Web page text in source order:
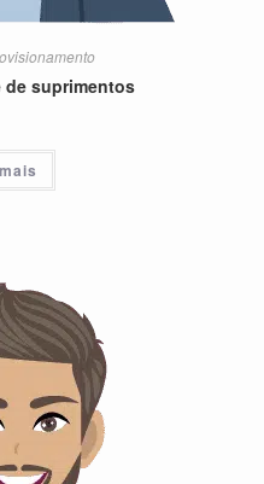
de suprimentos